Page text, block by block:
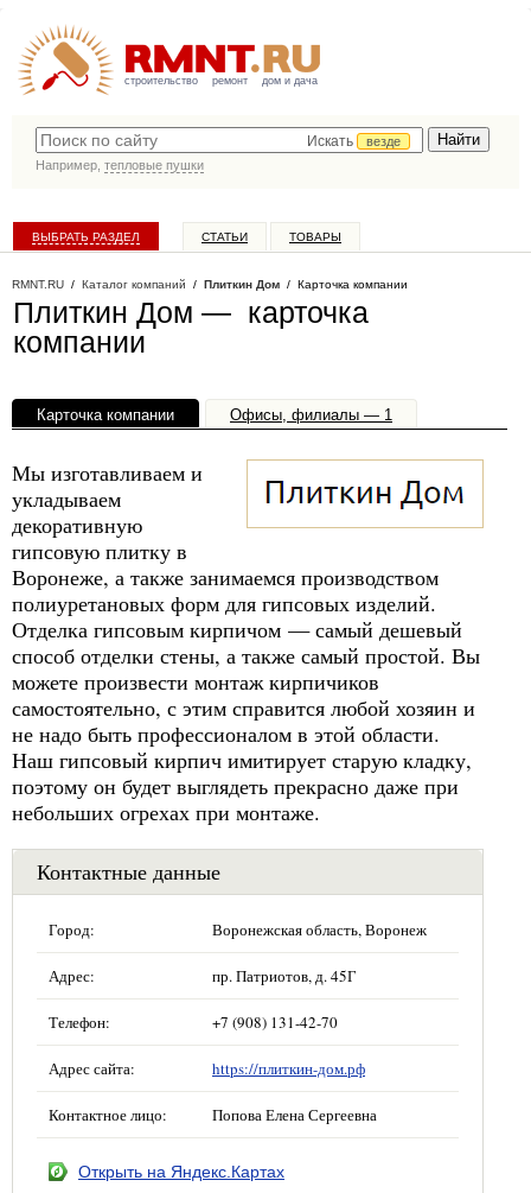
строительство ремонт дом и дача
Искать
везде
Например, тепловые пушки
ВЫБРАТЬ РАЗДЕЛ СТАТЬИ ТОВАРЫ
RMNT.RU / Каталог компаний / Плиткин Дом / Карточка компании
Плиткин Дом — карточка
компании
Карточка компании Офисы, филиалы — 1
Мы изготавливаем и
укладываем
декоративную
гипсовую плитку в
Воронеже, а также занимаемся производством
полиуретановых форм для гипсовых изделий.
Отделка гипсовым кирпичом — самый дешевый
способ отделки стены, а также самый простой. Вы
можете произвести монтаж кирпичиков
самостоятельно, с этим справится любой хозяин и
не надо быть профессионалом в этой области.
Наш гипсовый кирпич имитирует старую кладку,
поэтому он будет выглядеть прекрасно даже при
небольших огрехах при монтаже.
Контактные данные
Город: Воронежская область, Воронеж
Адрес: пр. Патриотов, д. 45Г
Телефон: +7 (908) 131-42-70
Адрес сайта: https://плиткин-дом.рф
Контактное лицо: Попова Елена Сергеевна
Открыть на Яндекс.Картах